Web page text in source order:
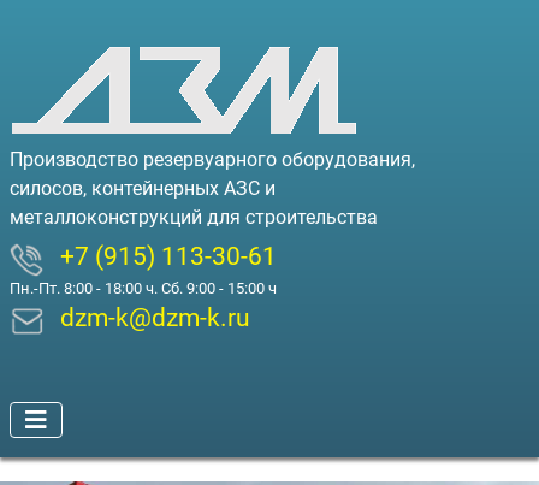
Производство резервуарного оборудования,
силосов, контейнерных АЗС и
металлоконструкций для строительства
+7 (915) 113-30-61
Пн.-Пт. 8:00 - 18:00 ч. Сб. 9:00 - 15:00 ч
dzm-k@dzm-k.ru